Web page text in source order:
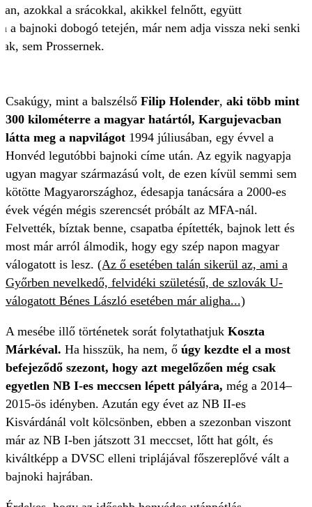
azokkal a srácokkal, akikkel felnőtt, együtt
a bajnoki dobogó tetején, már nem adja vissza neki senki
sem Prossernek.
Csakúgy, mint a balszélső Filip Holender, aki több mint
300 kilométerre a magyar határtól, Kargujevacban
látta meg a napvilágot 1994 júliusában, egy évvel a
Honvéd legutóbbi bajnoki címe után. Az egyik nagyapja
ugyan magyar származású volt, de ezen kívül semmi sem
kötötte Magyarországhoz, édesapja tanácsára a 2000-es
évek végén mégis szerencsét próbált az MFA-nál.
Felvették, bíztak benne, csapatba építették, bajnok lett és
most már arról álmodik, hogy egy szép napon magyar
válogatott is lesz. (Az ő esetében talán sikerül az, ami a
Győrben nevelkedő, felvidéki születésű, de szlovák U-
válogatott Bénes László esetében már aligha...)
A mesébe illő történetek sorát folytathatjuk Koszta
Márkéval. Ha hisszük, ha nem, ő úgy kezdte el a most
befejeződő szezont, hogy azt megelőzően még csak
egyetlen NB I-es meccsen lépett pályára, még a 2014–
2015-ös idényben. Azután egy évet az NB II-es
Kisvárdánál volt kölcsönben, ebben a szezonban viszont
már az NB I-ben játszott 31 meccset, lőtt hat gólt, és
kiváltképp a DVSC elleni triplájával főszereplővé vált a
bajnoki hajrában.